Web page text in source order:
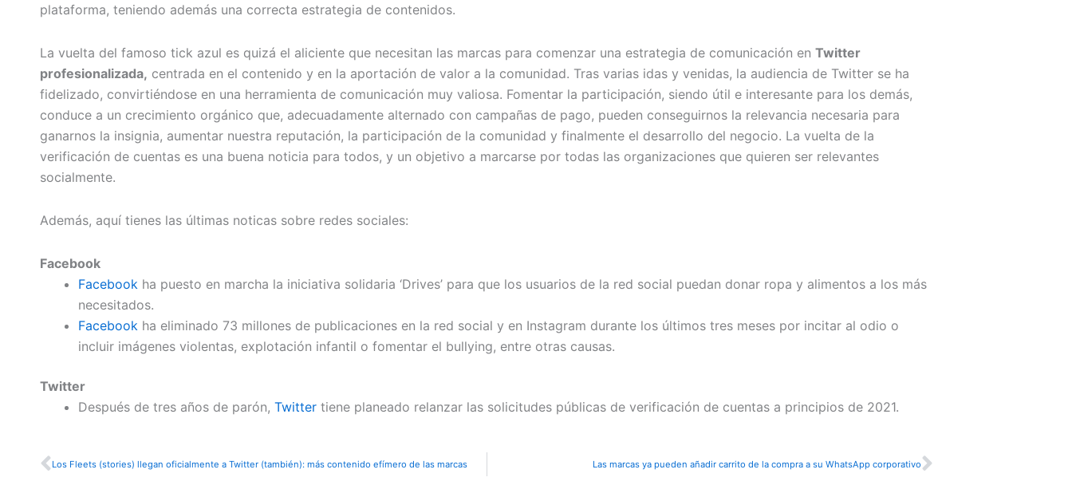
plataforma, teniendo además una correcta estrategia de contenidos.
La vuelta del famoso tick azul es quizá el aliciente que necesitan las marcas para comenzar una estrategia de comunicación en Twitter
profesionalizada, centrada en el contenido y en la aportación de valor a la comunidad. Tras varias idas y venidas, la audiencia de Twitter se ha
fidelizado, convirtiéndose en una herramienta de comunicación muy valiosa. Fomentar la participación, siendo útil e interesante para los demás,
conduce a un crecimiento orgánico que, adecuadamente alternado con campañas de pago, pueden conseguirnos la relevancia necesaria para
ganarnos la insignia, aumentar nuestra reputación, la participación de la comunidad y finalmente el desarrollo del negocio. La vuelta de la
verificación de cuentas es una buena noticia para todos, y un objetivo a marcarse por todas las organizaciones que quieren ser relevantes
socialmente.
Además, aquí tienes las últimas noticas sobre redes sociales:
Facebook
Facebook ha puesto en marcha la iniciativa solidaria ‘Drives’ para que los usuarios de la red social puedan donar ropa y alimentos a los más
necesitados.
Facebook ha eliminado 73 millones de publicaciones en la red social y en Instagram durante los últimos tres meses por incitar al odio o
incluir imágenes violentas, explotación infantil o fomentar el bullying, entre otras causas.
Twitter
Después de tres años de parón, Twitter tiene planeado relanzar las solicitudes públicas de verificación de cuentas a principios de 2021.
Ant
Los Fleets (stories) llegan oficialmente a Twitter (también): más contenido efímero de las marcas Las marcas ya pueden añadir carrito de la compra a su WhatsApp corporativo Siguiente